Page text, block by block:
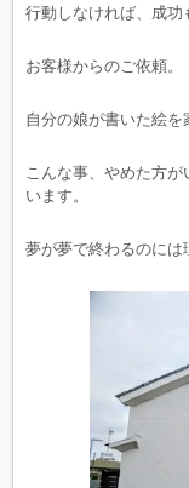
行動しなければ、成功
お客様からのご依頼。
自分の娘が書いた絵を
こんな事、やめた方が
います。
夢が夢で終わるのには